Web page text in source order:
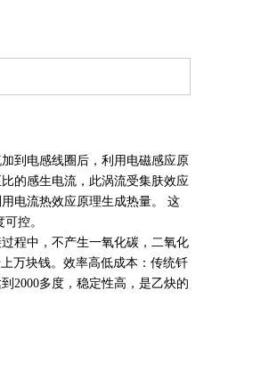
到电感线圈后，利用电磁感应原
的感生电流，此涡流受集肤效应
电流热效应原理生成热量。 这
控。
程中，不产生一氧化碳，二氧化
万块钱。效率高低成本：传统钎
2000多度，稳定性高，是乙炔的